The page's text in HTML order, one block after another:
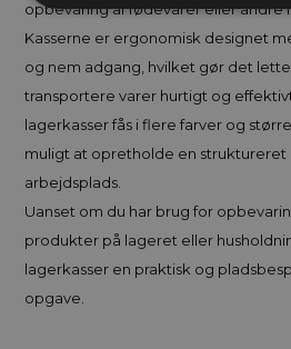
opbevaring af fødevarer eller
Kasserne er ergonomisk designet
og nem adgang, hvilket gør det
transportere varer hurtigt og
lagerkasser fås i flere farver og
muligt at opretholde en struktureret
arbejdsplads.
Uanset om du har brug for
produkter på lageret eller
lagerkasser en praktisk og
opgave.